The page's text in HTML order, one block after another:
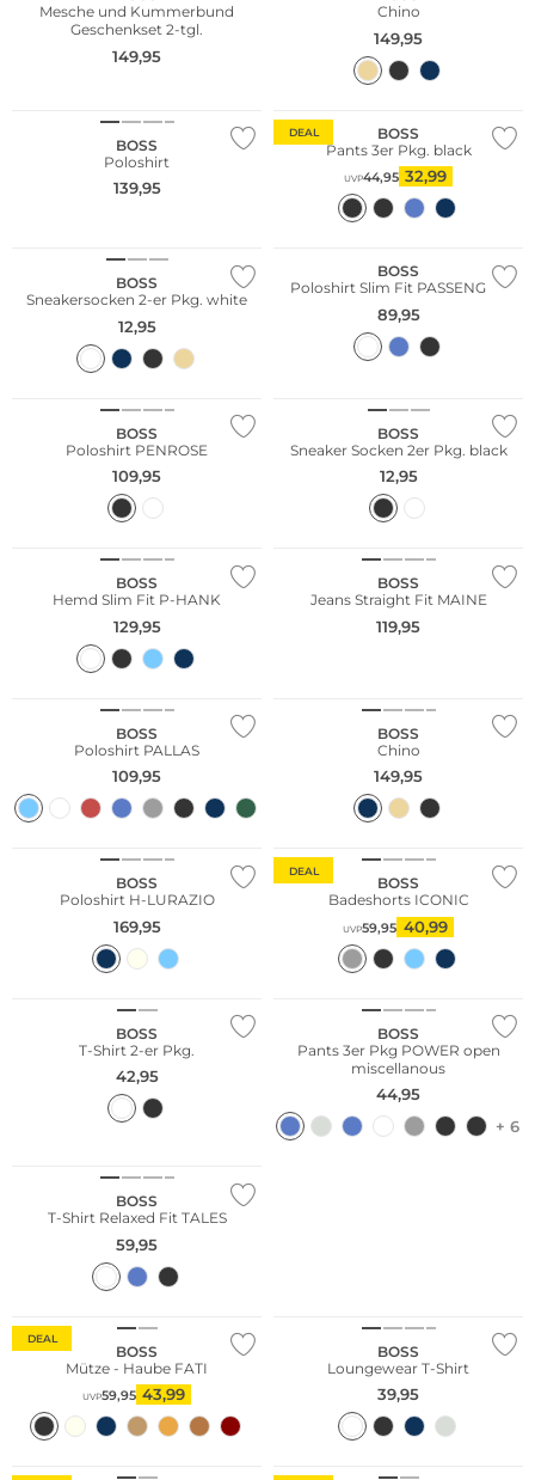
Mesche und Kummerbund
Geschenkset 2-tgl.
149,95
Chino
149,95
BOSS
Poloshirt
139,95
DEAL
BOSS
Pants 3er Pkg. black
UVP44,95 32,99
BOSS
Sneakersocken 2-er Pkg. white
12,95
BOSS
Poloshirt Slim Fit PASSENGER
89,95
Große Größen
BOSS
Poloshirt PENROSE
109,95
BOSS
Sneaker Socken 2er Pkg. black
12,95
BOSS
Hemd Slim Fit P-HANK
129,95
BOSS
Jeans Straight Fit MAINE
119,95
Große Größen
BOSS
Poloshirt PALLAS
109,95
BOSS
Chino
149,95
NEU
BOSS
Poloshirt H-LURAZIO
169,95
DEAL
BOSS
Badeshorts ICONIC
UVP59,95 40,99
BOSS
T-Shirt 2-er Pkg.
42,95
BOSS
Pants 3er Pkg POWER open
miscellanous
44,95
+ 6
BOSS
T-Shirt Relaxed Fit TALES
59,95
DEAL
BOSS
Mütze - Haube FATI
UVP59,95 43,99
BOSS
Loungewear T-Shirt
39,95